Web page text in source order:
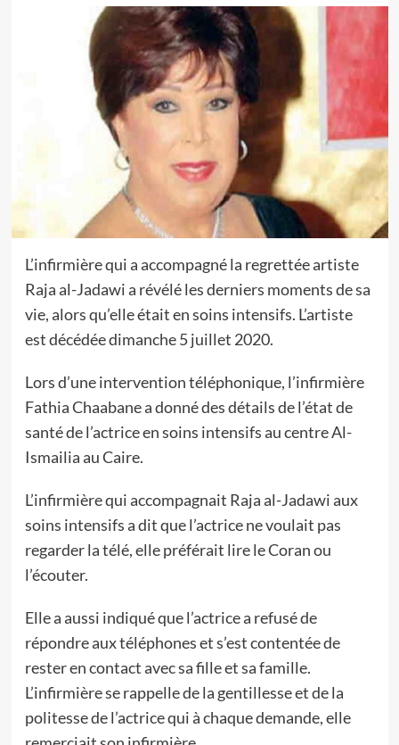
L’infirmière qui a accompagné la regrettée artiste
Raja al-Jadawi a révélé les derniers moments de sa
vie, alors qu’elle était en soins intensifs. L’artiste
est décédée dimanche 5 juillet 2020.
Lors d’une intervention téléphonique, l’infirmière
Fathia Chaabane a donné des détails de l’état de
santé de l’actrice en soins intensifs au centre Al-
Ismailia au Caire.
L’infirmière qui accompagnait Raja al-Jadawi aux
soins intensifs a dit que l’actrice ne voulait pas
regarder la télé, elle préférait lire le Coran ou
l’écouter.
Elle a aussi indiqué que l’actrice a refusé de
répondre aux téléphones et s’est contentée de
rester en contact avec sa fille et sa famille.
L’infirmière se rappelle de la gentillesse et de la
politesse de l’actrice qui à chaque demande, elle